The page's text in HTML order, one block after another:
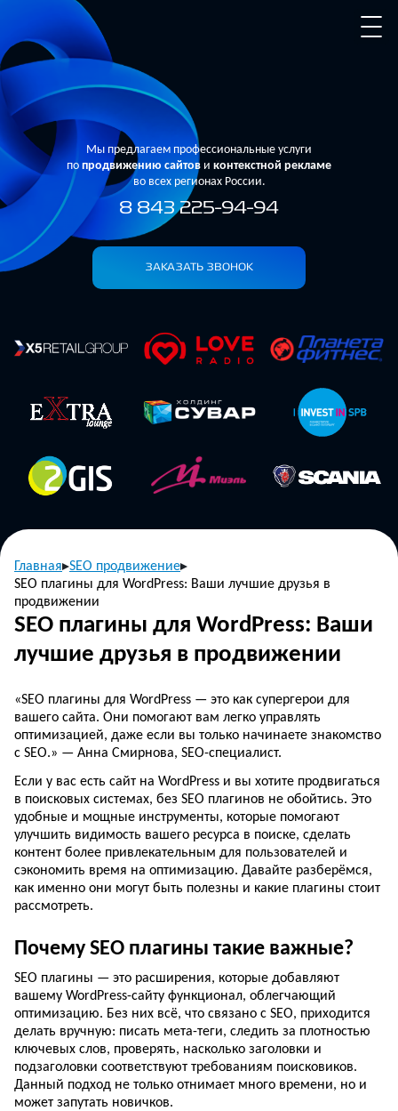
Мы предлагаем профессиональные услуги
по продвижению сайтов и контекстной рекламе
во всех регионах России.
8 843 225-94-94
ЗАКАЗАТЬ ЗВОНОК
Главная SEO продвижение
SEO плагины для WordPress: Ваши лучшие друзья в
продвижении
SEO плагины для WordPress: Ваши
лучшие друзья в продвижении
«SEO плагины для WordPress — это как супергерои для
вашего сайта. Они помогают вам легко управлять
оптимизацией, даже если вы только начинаете знакомство
с SEO.» — Анна Смирнова, SEO-специалист.
Если у вас есть сайт на WordPress и вы хотите продвигаться
в поисковых системах, без SEO плагинов не обойтись. Это
удобные и мощные инструменты, которые помогают
улучшить видимость вашего ресурса в поиске, сделать
контент более привлекательным для пользователей и
сэкономить время на оптимизацию. Давайте разберёмся,
как именно они могут быть полезны и какие плагины стоит
рассмотреть.
Почему SEO плагины такие важные?
SEO плагины — это расширения, которые добавляют
вашему WordPress-сайту функционал, облегчающий
оптимизацию. Без них всё, что связано с SEO, приходится
делать вручную: писать мета-теги, следить за плотностью
ключевых слов, проверять, насколько заголовки и
подзаголовки соответствуют требованиям поисковиков.
Данный подход не только отнимает много времени, но и
может запутать новичков.